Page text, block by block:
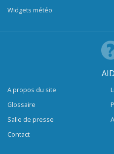
Widgets météo
A propos du site
Glossaire
Salle de presse
Contact